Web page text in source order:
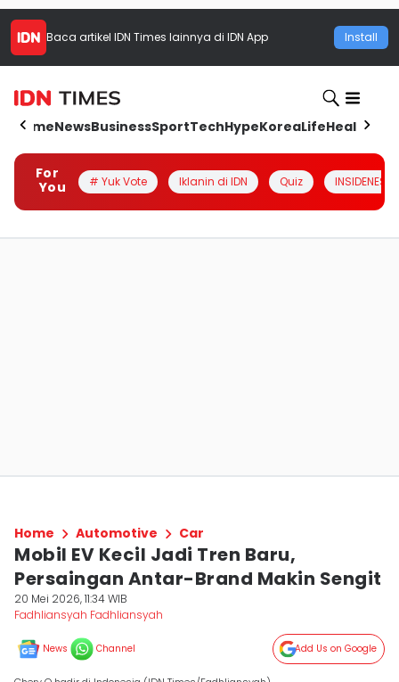
Baca artikel IDN Times lainnya di IDN App Install
HomeNewsBusinessSportTechHypeKoreaLifeHealth
For
You
# Yuk Vote Iklanin di IDN Quiz INSIDENESIA
Home Automotive Car
Mobil EV Kecil Jadi Tren Baru,
Persaingan Antar-Brand Makin Sengit
20 Mei 2026, 11:34 WIB
Fadhliansyah Fadhliansyah
News Channel Add Us on Google